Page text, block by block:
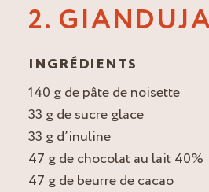
2.
INGRÉDIENTS
140 g de pâte de noisette
33 g de sucre glace
33 g d’inuline
47 g de chocolat au lait 40%
47 g de beurre de cacao